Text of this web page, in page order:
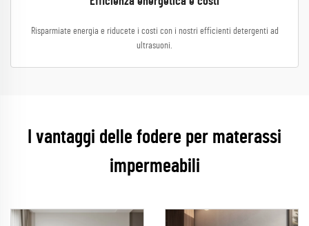
Risparmiate energia e riducete i costi con i nostri efficienti detergenti ad
ultrasuoni.
I vantaggi delle fodere per materassi
impermeabili